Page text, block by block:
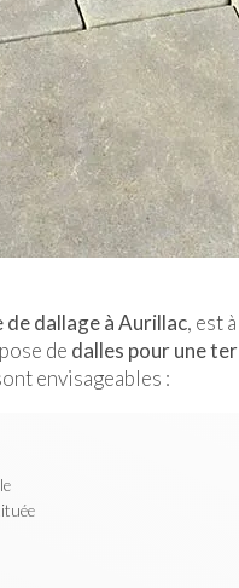
dallage à Aurillac, est
de dalles pour une
envisageables :